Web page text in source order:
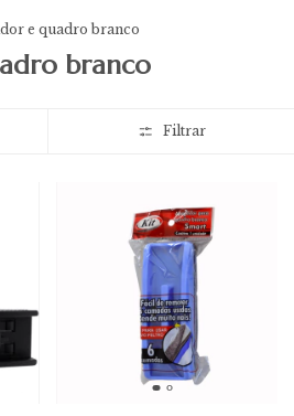
e quadro branco
branco
Filtrar